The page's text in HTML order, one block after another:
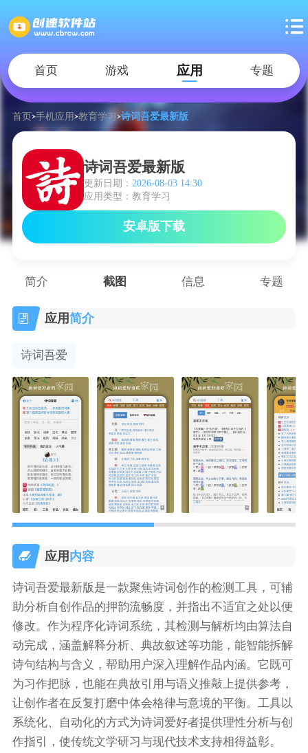
首页 游戏 应用 专题
首页 手机应用 教育学习 诗词吾爱最新版
诗词吾爱最新版
更新日期： 2026-08-03 14:30
应用类型：教育学习
安卓版下载
简介 截图 信息 专题
应用简介
诗词吾爱
应用 内容
诗词吾爱最新版是一款聚焦诗词创作的检测工具，可辅
助分析自创作品的押韵流畅度，并指出不适宜之处以便
修改。作为程序化诗词系统，其检测与解析均由算法自
动完成，涵盖解释分析、典故叙述等功能，能智能拆解
诗句结构与含义，帮助用户深入理解作品内涵。它既可
为习作把脉，也能在典故引用与语义推敲上提供参考，
让创作者在反复打磨中体会格律与意境的平衡。工具以
系统化、自动化的方式为诗词爱好者提供理性分析与创
作指引，使传统文学研习与现代技术支持相得益彰。